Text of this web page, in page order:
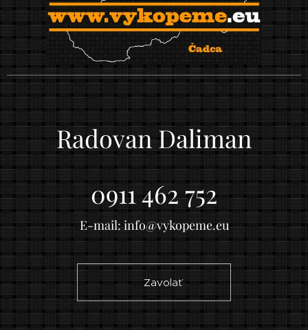
Radovan Daliman
0911 462 752
E-mail: info@vykopeme.eu
☎ Zavolať